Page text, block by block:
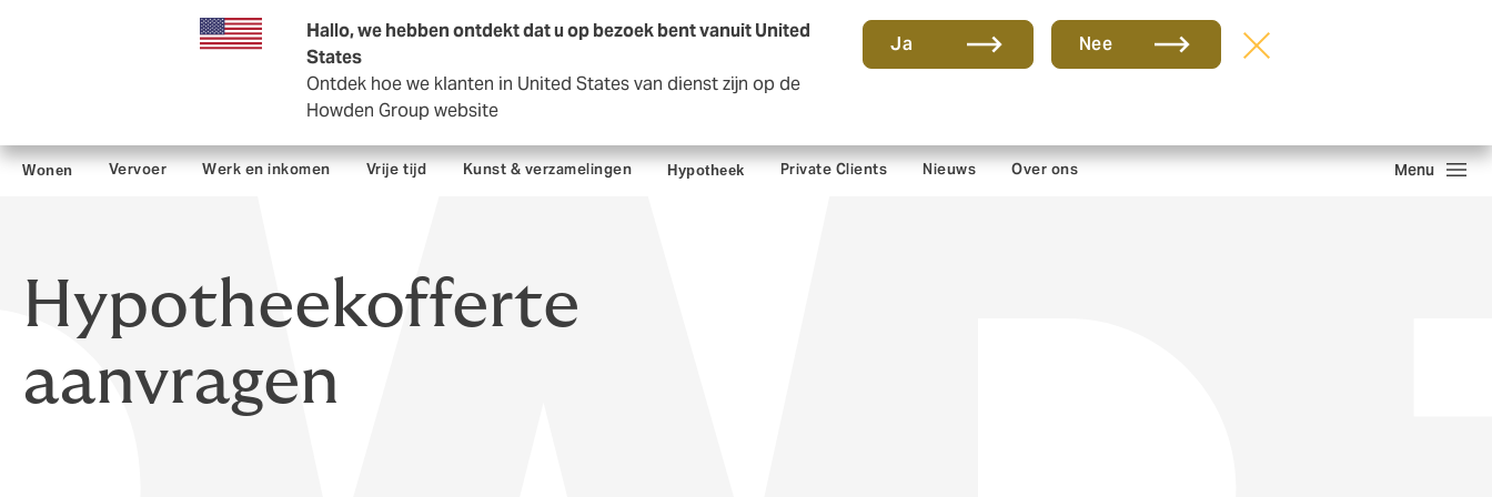
Hallo, we hebben ontdekt dat u op bezoek bent vanuit United
States
Ontdek hoe we klanten in United States van dienst zijn op de
Howden Group website
Ja Nee
Private Insurance
Wonen Vervoer Werk en inkomen Vrije tijd Kunst & verzamelingen Hypotheek Private Clients Nieuws Over ons Menu
Hypotheekofferte
aanvragen